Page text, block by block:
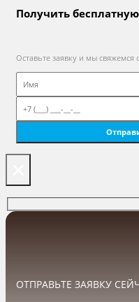
Получить
Оставьте заявку и мы свяжемся
ОТПРАВЬТЕ ЗАЯВКУ